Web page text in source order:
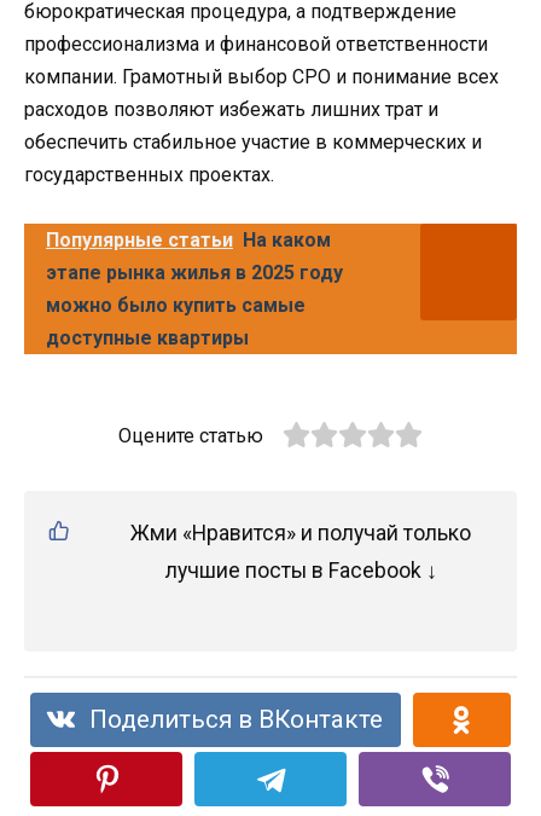
бюрократическая процедура, а подтверждение
профессионализма и финансовой ответственности
компании. Грамотный выбор СРО и понимание всех
расходов позволяют избежать лишних трат и
обеспечить стабильное участие в коммерческих и
государственных проектах.
Популярные статьи На каком
этапе рынка жилья в 2025 году
можно было купить самые
доступные квартиры
Оцените статью
Жми «Нравится» и получай только
лучшие посты в Facebook ↓
Поделиться в ВКонтакте